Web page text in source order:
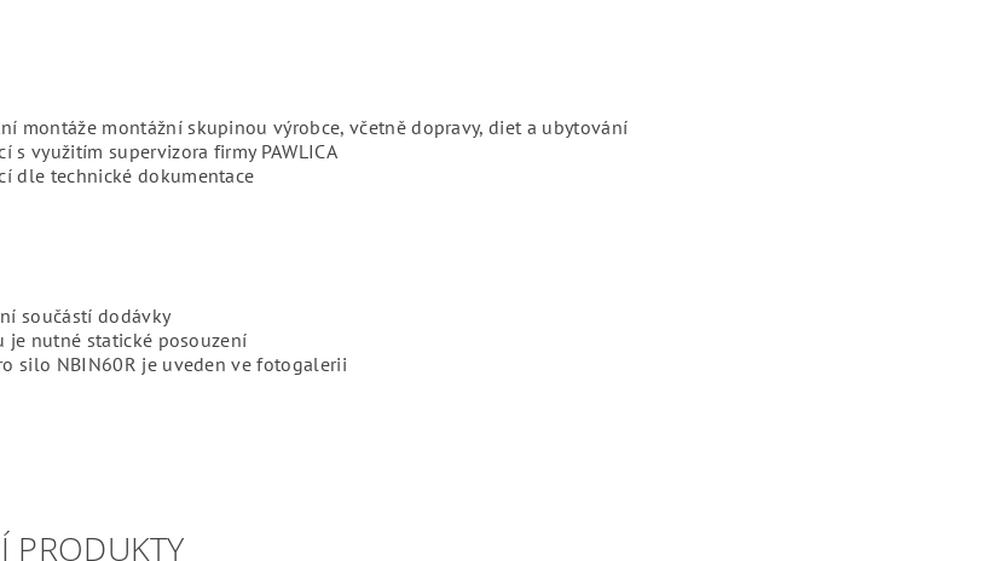
montáže montážní skupinou výrobce, včetně dopravy, diet a ubytování
s využitím supervizora firmy PAWLICA
dle technické dokumentace
součástí dodávky
je nutné statické posouzení
silo NBIN60R je uveden ve fotogalerii
PRODUKTY